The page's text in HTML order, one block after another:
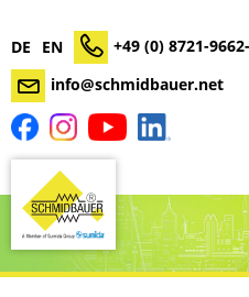
DE EN
+49 (0) 8721-
info@schmidbauer.net